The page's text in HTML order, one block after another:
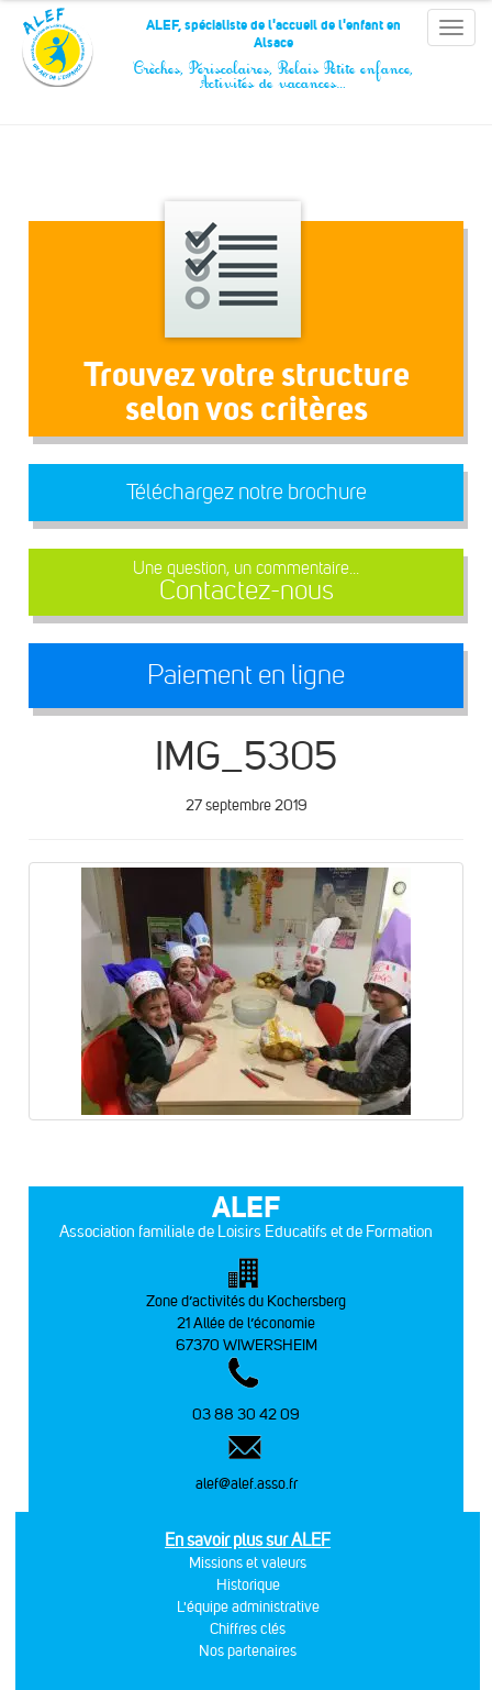
Panneau de gestion des cookies
Toggle
ALEF, spécialiste de l'accueil de l'enfant en
Alsace
Crèches, Périscolaires, Relais Petite enfance,
Activités de vacances…
Trouvez votre structure
selon vos critères
Téléchargez notre brochure
Une question, un commentaire...
Contactez-nous
Paiement en ligne
IMG_5305
27 septembre 2019
ALEF
Association familiale de Loisirs Educatifs et de Formation
Zone d’activités du Kochersberg
21 Allée de l’économie
67370 WIWERSHEIM
03 88 30 42 09
alef@alef.asso.fr
En savoir plus sur ALEF
Missions et valeurs
Historique
L'équipe administrative
Chiffres clés
Nos partenaires